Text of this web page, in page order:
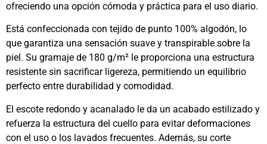
ofreciendo una opción cómoda y práctica para el uso diario.
Está confeccionada con tejido de punto 100% algodón, lo
que garantiza una sensación suave y transpirable sobre la
piel. Su gramaje de 180 g/m² le proporciona una estructura
resistente sin sacrificar ligereza, permitiendo un equilibrio
perfecto entre durabilidad y comodidad.
El escote redondo y acanalado le da un acabado estilizado y
refuerza la estructura del cuello para evitar deformaciones
con el uso o los lavados frecuentes. Además, su corte